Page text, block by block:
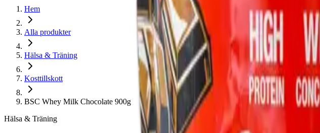
Hem
Alla produkter
Hälsa & Träning
Kosttillskott
BSC Whey Milk Chocolate 900g
Hälsa & Träning